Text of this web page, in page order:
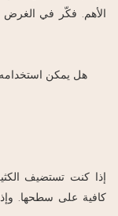
الأهم. فكّر في الغرض
هل يمكن
إذا كنت تستضيف
كافية على سطحها.